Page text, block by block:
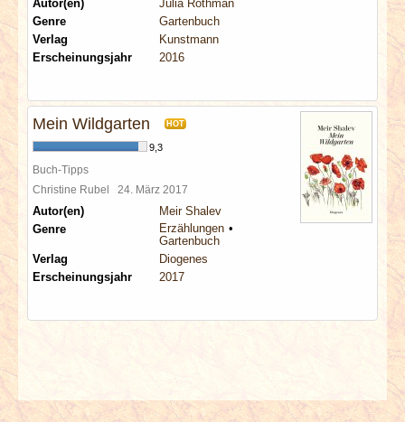
Autor(en)
Julia Rothman
Genre
Gartenbuch
Verlag
Kunstmann
Erscheinungsjahr
2016
Mein Wildgarten HOT
9,3
Buch-Tipps
Christine Rubel 24. März 2017
Autor(en)
Meir Shalev
Genre
Erzählungen
Gartenbuch
Verlag
Diogenes
Erscheinungsjahr
2017